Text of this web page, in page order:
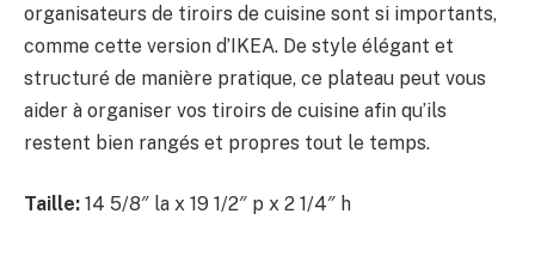
organisateurs de tiroirs de cuisine sont si importants,
comme cette version d’IKEA. De style élégant et
structuré de manière pratique, ce plateau peut vous
aider à organiser vos tiroirs de cuisine afin qu’ils
restent bien rangés et propres tout le temps.
Taille: 14 5/8″ la x 19 1/2″ p x 2 1/4″ h